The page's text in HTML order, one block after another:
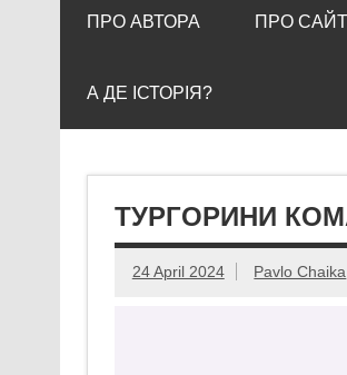
ПРО АВТОРА ПРО САЙТ
А ДЕ ІСТОРІЯ?
ТУРГОРИНИ
24 April 2024 Pavlo Chaika